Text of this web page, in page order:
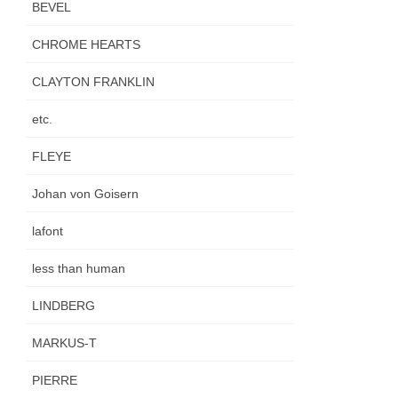
BEVEL
CHROME HEARTS
CLAYTON FRANKLIN
etc.
FLEYE
Johan von Goisern
lafont
less than human
LINDBERG
MARKUS-T
PIERRE